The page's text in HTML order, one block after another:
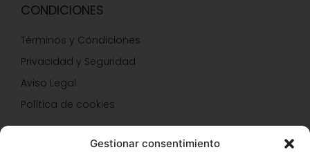
Gestionar consentimiento
CONDICIONES
Términos y Condiciones
Privacidad y Seguridad
Aviso Legal
Política de cookies